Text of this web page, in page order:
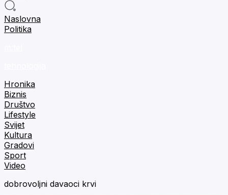
Naslovna
Politika
Hronika
Biznis
Društvo
Lifestyle
Svijet
Kultura
Gradovi
Sport
Video
dobrovoljni davaoci krvi